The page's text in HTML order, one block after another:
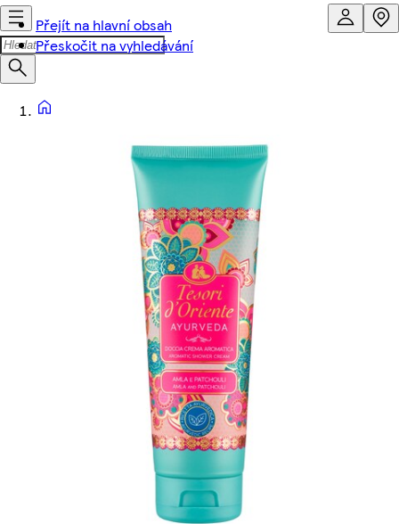
Přejít na hlavní obsah
Přeskočit na vyhledávání